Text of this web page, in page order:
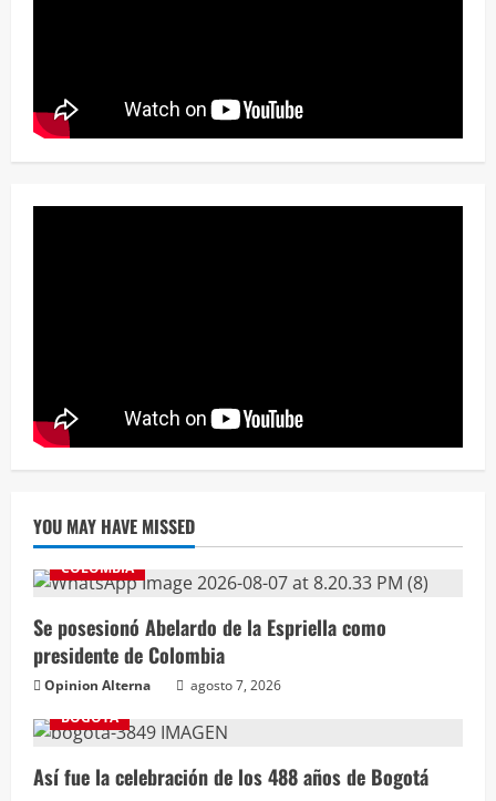
YOU MAY HAVE MISSED
COLOMBIA
Se posesionó Abelardo de la Espriella como
presidente de Colombia
Opinion Alterna
agosto 7, 2026
BOGOTÁ
Así fue la celebración de los 488 años de Bogotá